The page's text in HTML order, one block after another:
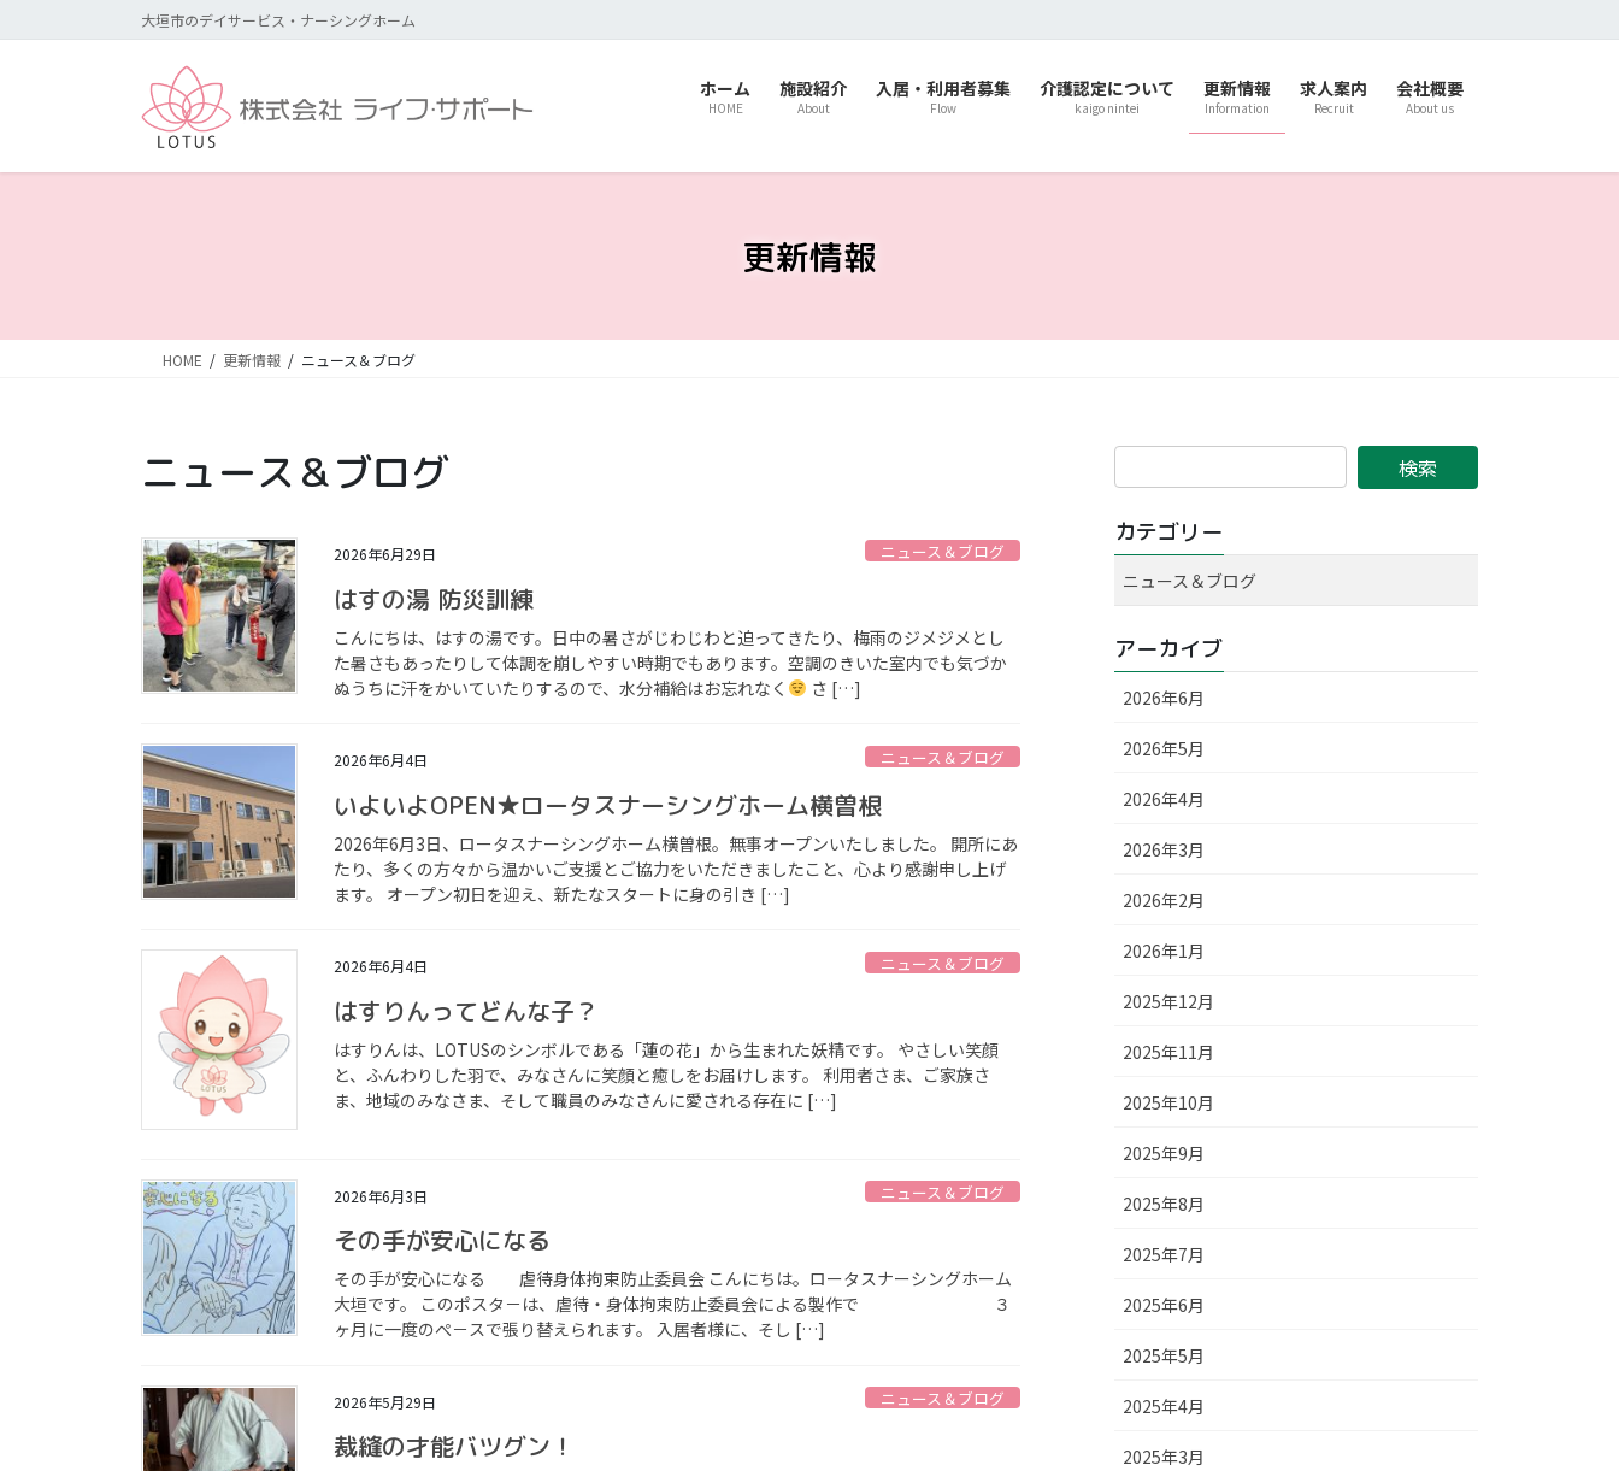
ン
ビ
大垣市のデイサービス・ナーシングホーム
ホーム
HOME
施設紹介
About
入居・利用者募集
Flow
介護認定について
kaigo nintei
更新情報
Information
求人案内
Recruit
会社概要
About us
更新情報
HOME 更新情報 ニュース＆ブログ
ニュース＆ブログ
2026年6月29日 ニュース＆ブログ
はすの湯 防災訓練
こんにちは、はすの湯です。日中の暑さがじわじわと迫ってきたり、梅雨のジメジメとし
た暑さもあったりして体調を崩しやすい時期でもあります。空調のきいた室内でも気づか
ぬうちに汗をかいていたりするので、水分補給はお忘れなく
さ […]
2026年6月4日 ニュース＆ブログ
いよいよOPEN★ロータスナーシングホーム横曽根
2026年6月3日、ロータスナーシングホーム横曽根。無事オープンいたしました。 開所にあ
たり、多くの方々から温かいご支援とご協力をいただきましたこと、心より感謝申し上げ
ます。 オープン初日を迎え、新たなスタートに身の引き […]
2026年6月4日 ニュース＆ブログ
はすりんってどんな子？
はすりんは、LOTUSのシンボルである「蓮の花」から生まれた妖精です。 やさしい笑顔
と、ふんわりした羽で、みなさんに笑顔と癒しをお届けします。 利用者さま、ご家族さ
ま、地域のみなさま、そして職員のみなさんに愛される存在に […]
2026年6月3日 ニュース＆ブログ
その手が安心になる
その手が安心になる 虐待身体拘束防止委員会 こんにちは。ロータスナーシングホーム
大垣です。 このポスタ－は、虐待・身体拘束防止委員会による製作で ３
ヶ月に一度のぺ－スで張り替えられます。 入居者様に、そし […]
2026年5月29日 ニュース＆ブログ
裁縫の才能バツグン！
カテゴリー
ニュース＆ブログ
アーカイブ
2026年6月
2026年5月
2026年4月
2026年3月
2026年2月
2026年1月
2025年12月
2025年11月
2025年10月
2025年9月
2025年8月
2025年7月
2025年6月
2025年5月
2025年4月
2025年3月